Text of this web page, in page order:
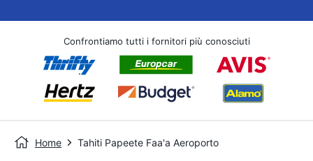
Confrontiamo tutti i fornitori più conosciuti
Home Tahiti Papeete Faa'a Aeroporto